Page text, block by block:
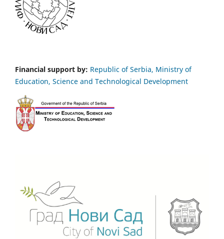
Financial support by: Republic of Serbia, Ministry of
Education, Science and Technological Development